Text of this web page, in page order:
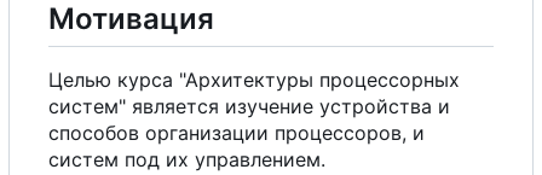
Мотивация
Целью курса "Архитектуры процессорных
систем" является изучение устройства и
способов организации процессоров, и
систем под их управлением.